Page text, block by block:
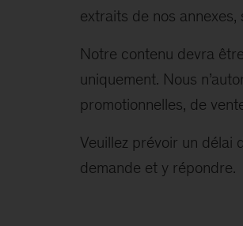
extraits de nos annexes,
Notre contenu devra
uniquement. Nous
promotionnelles, de
Veuillez prévoir un délai
demande et y répondre.